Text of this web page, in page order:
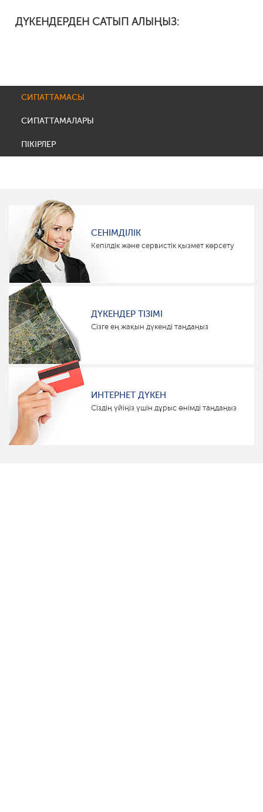
ДҮКЕНДЕРДЕН САТЫП АЛЫҢЫЗ:
СИПАТТАМАСЫ
СИПАТТАМАЛАРЫ
ПІКІРЛЕР
СЕНІМДІЛІК
Кепілдік және сервистік қызмет көрсету
ДҮКЕНДЕР ТІЗІМІ
Сізге ең жақын дүкенді таңдаңыз
ИНТЕРНЕТ ДҮКЕН
Сіздің үйіңіз үшін дұрыс өнімді таңдаңыз